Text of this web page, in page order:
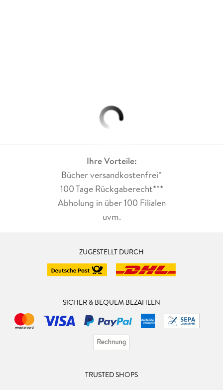
Ihre Vorteile:
Bücher versandkostenfrei*
100 Tage Rückgaberecht***
Abholung in über 100 Filialen
uvm.
ZUGESTELLT DURCH
SICHER & BEQUEM BEZAHLEN
TRUSTED SHOPS